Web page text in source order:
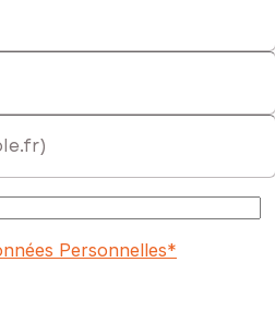
le numéro 410618086
Personnelles*